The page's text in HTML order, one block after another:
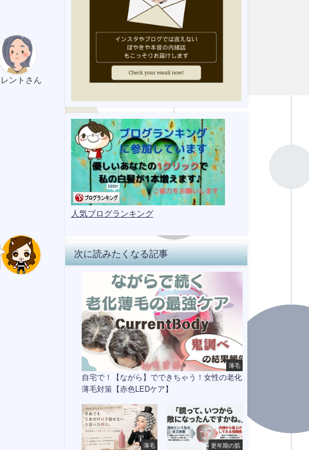
ントさん
人気ブログランキング
次に読みたくなる記事
薄毛
自宅で！【ながら】でできちゃう！女性の老化
薄毛対策【赤色LEDケア】
薄毛 更年期の肌